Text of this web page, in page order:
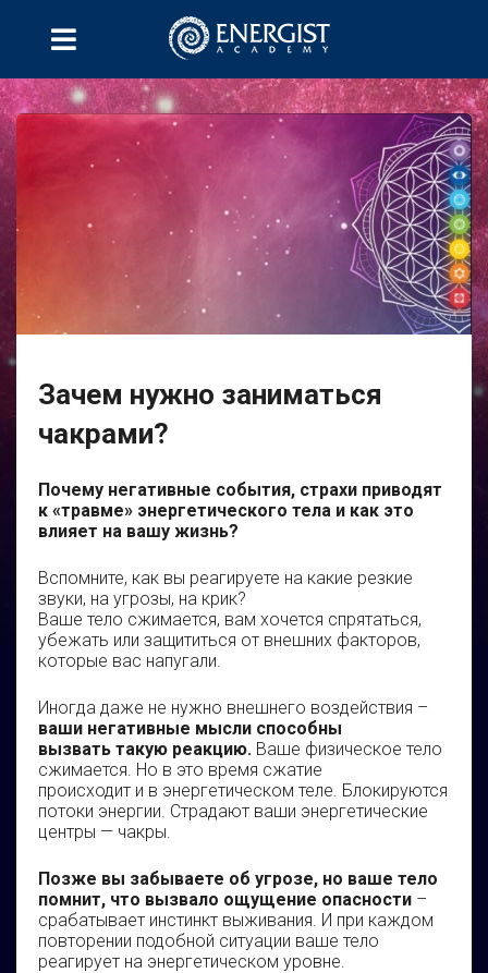
Зачем нужно заниматься
чакрами?
Почему негативные события, страхи приводят
к «травме» энергетического тела и как это
влияет на вашу жизнь?
Вспомните, как вы реагируете на какие резкие
звуки, на угрозы, на крик?
Ваше тело сжимается, вам хочется спрятаться,
убежать или защититься от внешних факторов,
которые вас напугали.
Иногда даже не нужно внешнего воздействия –
ваши негативные мысли способны
вызвать такую реакцию. Ваше физическое тело
сжимается. Но в это время сжатие
происходит и в энергетическом теле. Блокируются
потоки энергии. Страдают ваши энергетические
центры — чакры.
Позже вы забываете об угрозе, но ваше тело
помнит, что вызвало ощущение опасности –
срабатывает инстинкт выживания. И при каждом
повторении подобной ситуации ваше тело
реагирует на энергетическом уровне.